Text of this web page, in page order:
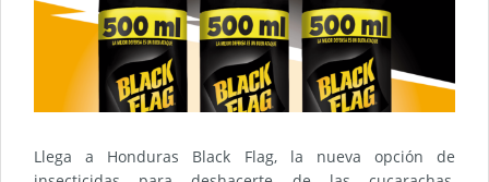
Llega a Honduras Black Flag, la nueva opción de